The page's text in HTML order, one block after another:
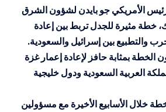
الأمريكي جو بايدن لشؤون الشرق
خطة مثيرة للجدل تربط بين إعادة
والتطبيع بين إسرائيل والسعودية.
الخطة بمثابة حافز لإعادة إعمار غزة
العربية السعودية ودول خليجية
خلال الأسابيع الأخيرة مع مسؤولين